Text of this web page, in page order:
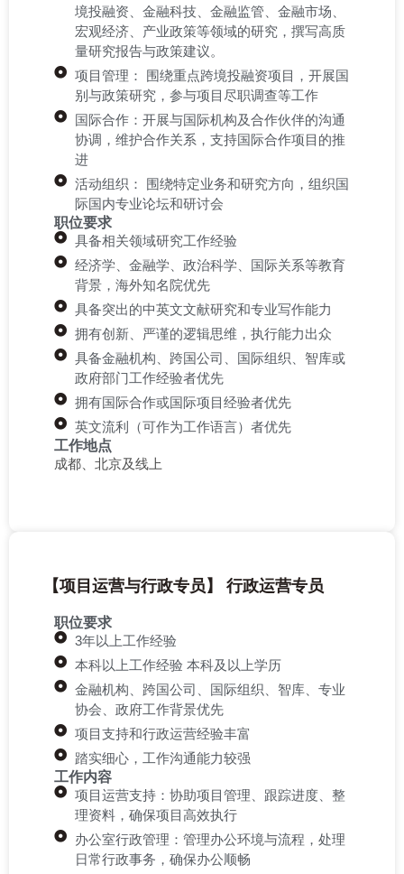
境投融资、金融科技、金融监管、金融市场、
宏观经济、产业政策等领域的研究，撰写高质
量研究报告与政策建议。
项目管理： 围绕重点跨境投融资项目，开展国
别与政策研究，参与项目尽职调查等工作
国际合作：开展与国际机构及合作伙伴的沟通
协调，维护合作关系，支持国际合作项目的推
进
活动组织： 围绕特定业务和研究方向，组织国
际国内专业论坛和研讨会
职位要求
具备相关领域研究工作经验
经济学、金融学、政治科学、国际关系等教育
背景，海外知名院优先
具备突出的中英文文献研究和专业写作能力
拥有创新、严谨的逻辑思维，执行能力出众
具备金融机构、跨国公司、国际组织、智库或
政府部门工作经验者优先
拥有国际合作或国际项目经验者优先
英文流利（可作为工作语言）者优先
工作地点
成都、北京及线上
【项目运营与行政专员】 行政运营专员
职位要求
3年以上工作经验
本科以上工作经验 本科及以上学历
金融机构、跨国公司、国际组织、智库、专业
协会、政府工作背景优先
项目支持和行政运营经验丰富
踏实细心，工作沟通能力较强
工作内容
项目运营支持：协助项目管理、跟踪进度、整
理资料，确保项目高效执行
办公室行政管理：管理办公环境与流程，处理
日常行政事务，确保办公顺畅